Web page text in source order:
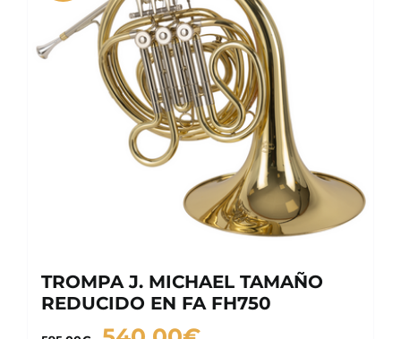
TROMPA J. MICHAEL TAMAÑO
REDUCIDO EN FA FH750